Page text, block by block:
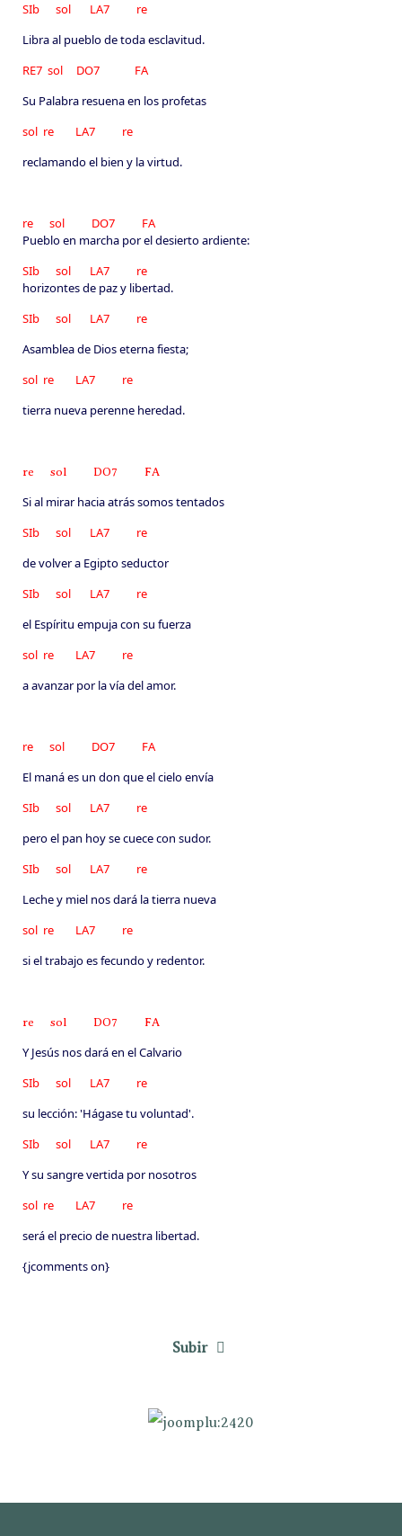
SIb sol LA7 re
Libra al pueblo de toda esclavitud.
RE7 sol DO7 FA
Su Palabra resuena en los profetas
sol re LA7 re
reclamando el bien y la virtud.
re sol DO7 FA
Pueblo en marcha por el desierto ardiente:
SIb sol LA7 re
horizontes de paz y libertad.
SIb sol LA7 re
Asamblea de Dios eterna fiesta;
sol re LA7 re
tierra nueva perenne heredad.
re sol DO7 FA
Si al mirar hacia atrás somos tentados
SIb sol LA7 re
de volver a Egipto seductor
SIb sol LA7 re
el Espíritu empuja con su fuerza
sol re LA7 re
a avanzar por la vía del amor.
re sol DO7 FA
El maná es un don que el cielo envía
SIb sol LA7 re
pero el pan hoy se cuece con sudor.
SIb sol LA7 re
Leche y miel nos dará la tierra nueva
sol re LA7 re
si el trabajo es fecundo y redentor.
re sol DO7 FA
Y Jesús nos dará en el Calvario
SIb sol LA7 re
su lección: 'Hágase tu voluntad'.
SIb sol LA7 re
Y su sangre vertida por nosotros
sol re LA7 re
será el precio de nuestra libertad.
{jcomments on}
Subir